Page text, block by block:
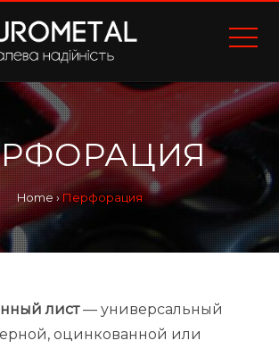
Home › Перфорация
лист— универсальный
оцинкованной или